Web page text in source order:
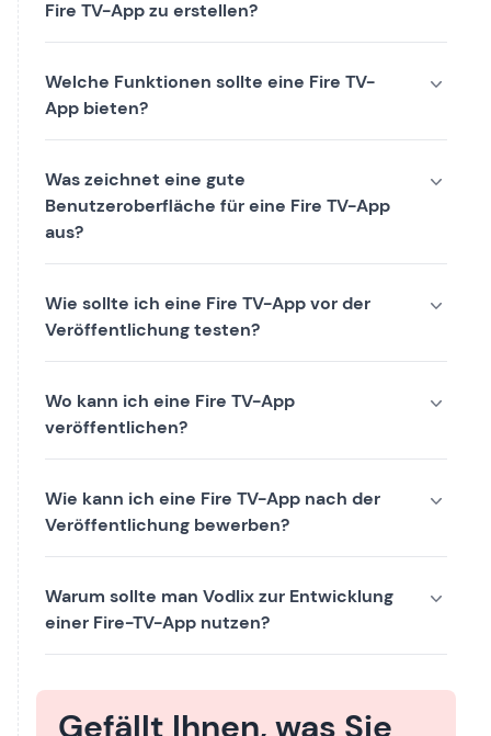
Fire TV-App zu erstellen?
Welche Funktionen sollte eine Fire TV-
App bieten?
Was zeichnet eine gute
Benutzeroberfläche für eine Fire TV-App
aus?
Wie sollte ich eine Fire TV-App vor der
Veröffentlichung testen?
Wo kann ich eine Fire TV-App
veröffentlichen?
Wie kann ich eine Fire TV-App nach der
Veröffentlichung bewerben?
Warum sollte man Vodlix zur Entwicklung
einer Fire-TV-App nutzen?
Gefällt Ihnen, was Sie